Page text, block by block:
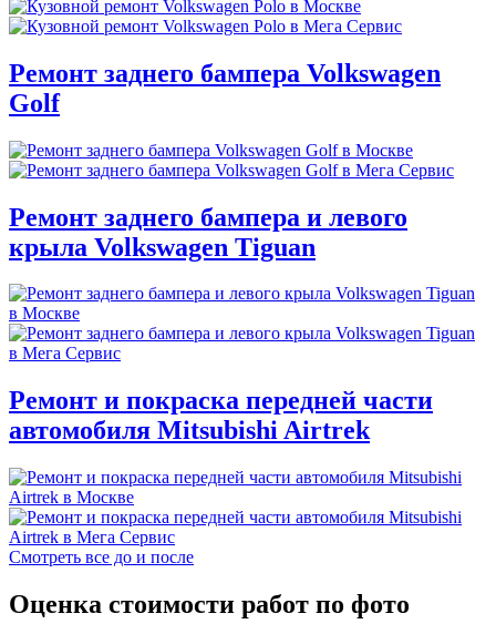
Ремонт заднего бампера Volkswagen
Golf
Ремонт заднего бампера и левого
крыла Volkswagen Tiguan
Ремонт и покраска передней части
автомобиля Mitsubishi Airtrek
Смотреть все до и после
Оценка стоимости работ по фото